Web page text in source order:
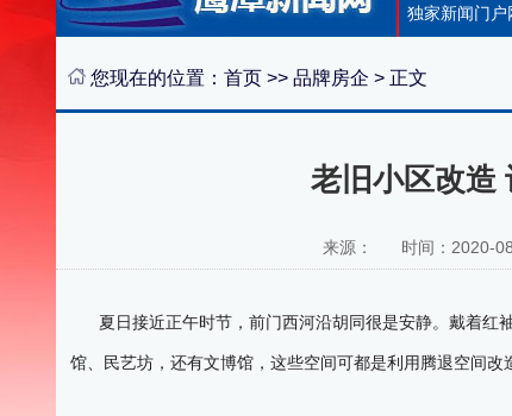
独家新闻门户
您现在的位置： 首页 >> 品牌房企 > 正文
老旧小区改造
来源： 时间：2020-
夏日接近正午时节，前门西河沿胡同很是安静。戴着红
馆、民艺坊，还有文博馆，这些空间可都是利用腾退空间改